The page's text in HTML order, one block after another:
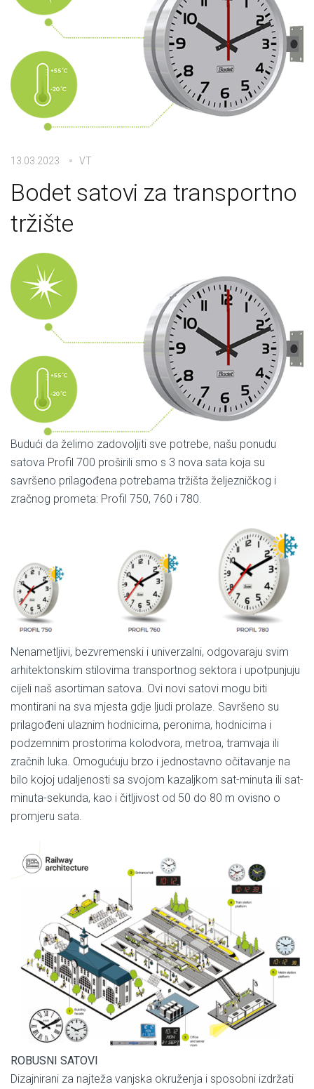
13.03.2023 VT
Bodet satovi za transportno
tržište
Budući da želimo zadovoljiti sve potrebe, našu ponudu
satova Profil 700 proširili smo s 3 nova sata koja su
savršeno prilagođena potrebama tržišta željezničkog i
zračnog prometa: Profil 750, 760 i 780.
Nenametljivi, bezvremenski i univerzalni, odgovaraju svim
arhitektonskim stilovima transportnog sektora i upotpunjuju
cijeli naš asortiman satova. Ovi novi satovi mogu biti
montirani na sva mjesta gdje ljudi prolaze. Savršeno su
prilagođeni ulaznim hodnicima, peronima, hodnicima i
podzemnim prostorima kolodvora, metroa, tramvaja ili
zračnih luka. Omogućuju brzo i jednostavno očitavanje na
bilo kojoj udaljenosti sa svojom kazaljkom sat-minuta ili sat-
minuta-sekunda, kao i čitljivost od 50 do 80 m ovisno o
promjeru sata.
ROBUSNI SATOVI
Dizajnirani za najteža vanjska okruženja i sposobni izdržati